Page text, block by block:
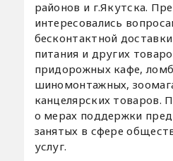
районов и г.Якутска.
интересовались
бесконтактной
питания и других
придорожных кафе,
шиномонтажных,
канцелярских товаров.
о мерах поддержки
занятых в сфере
услуг.